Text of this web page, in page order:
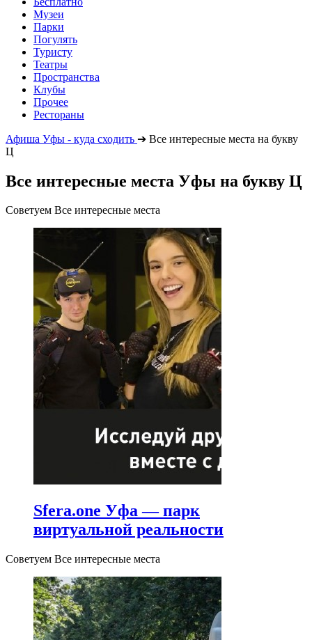
Музеи
Парки
Погулять
Туристу
Театры
Пространства
Клубы
Прочее
Рестораны
Афиша Уфы - куда сходить ➔ Все интересные места на букву
Ц
Все интересные места Уфы на букву Ц
Советуем Все интересные места
Sfera.one Уфа — парк
виртуальной реальности
Советуем Все интересные места